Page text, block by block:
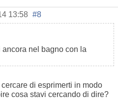
13:58 #8
nel bagno con la
di esprimerti in modo
cosa stavi cercando di dire?